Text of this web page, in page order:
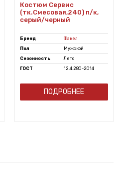
Костюм Сервис
(тк.Смесовая,240) п/к,
серый/черный
Бренд
Факел
Пол
Мужской
Сезонность
Лето
ГОСТ
12.4.280-2014
ПОДРОБНЕЕ